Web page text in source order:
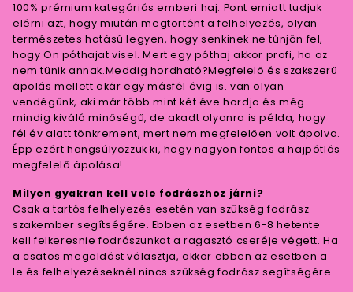
100% prémium kategóriás emberi haj. Pont emiatt tudjuk
elérni azt, hogy miután megtörtént a felhelyezés, olyan
természetes hatású legyen, hogy senkinek ne tűnjön fel,
hogy Ön póthajat visel. Mert egy póthaj akkor profi, ha az
nem tűnik annak.Meddig hordható?Megfelelő és szakszerű
ápolás mellett akár egy másfél évig is. van olyan
vendégünk, aki már több mint két éve hordja és még
mindig kiváló minőségű, de akadt olyanra is példa, hogy
fél év alatt tönkrement, mert nem megfelelően volt ápolva.
Épp ezért hangsúlyozzuk ki, hogy nagyon fontos a hajpótlás
megfelelő ápolása!
Milyen gyakran kell vele fodrászhoz járni?
Csak a tartós felhelyezés esetén van szükség fodrász
szakember segítségére. Ebben az esetben 6-8 hetente
kell felkeresnie fodrászunkat a ragasztó cseréje végett. Ha
a csatos megoldást választja, akkor ebben az esetben a
le és felhelyezéseknél nincs szükség fodrász segítségére.